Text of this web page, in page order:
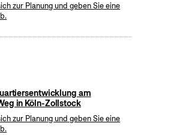
zur Planung und geben Sie eine
am
in Köln-Zollstock
zur Planung und geben Sie eine